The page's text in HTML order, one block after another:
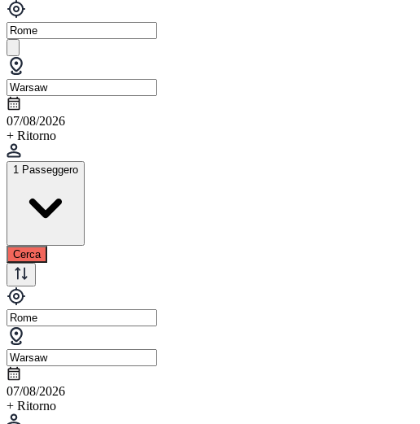
07/08/2026
+ Ritorno
1 Passeggero
Cerca
07/08/2026
+ Ritorno